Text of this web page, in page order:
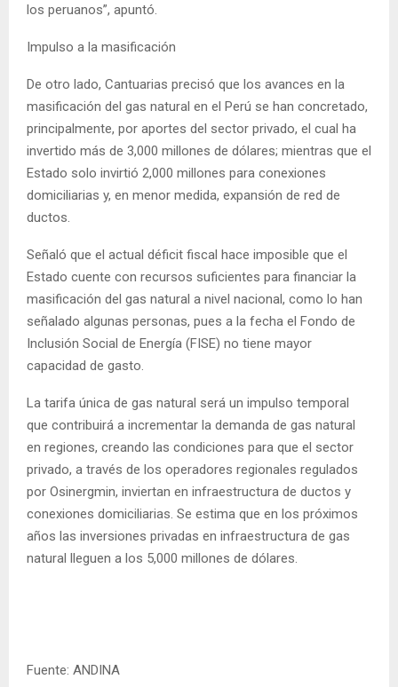
los peruanos”, apuntó.
Impulso a la masificación
De otro lado, Cantuarias precisó que los avances en la
masificación del gas natural en el Perú se han concretado,
principalmente, por aportes del sector privado, el cual ha
invertido más de 3,000 millones de dólares; mientras que el
Estado solo invirtió 2,000 millones para conexiones
domiciliarias y, en menor medida, expansión de red de
ductos.
Señaló que el actual déficit fiscal hace imposible que el
Estado cuente con recursos suficientes para financiar la
masificación del gas natural a nivel nacional, como lo han
señalado algunas personas, pues a la fecha el Fondo de
Inclusión Social de Energía (FISE) no tiene mayor
capacidad de gasto.
La tarifa única de gas natural será un impulso temporal
que contribuirá a incrementar la demanda de gas natural
en regiones, creando las condiciones para que el sector
privado, a través de los operadores regionales regulados
por Osinergmin, inviertan en infraestructura de ductos y
conexiones domiciliarias. Se estima que en los próximos
años las inversiones privadas en infraestructura de gas
natural lleguen a los 5,000 millones de dólares.
Fuente: ANDINA